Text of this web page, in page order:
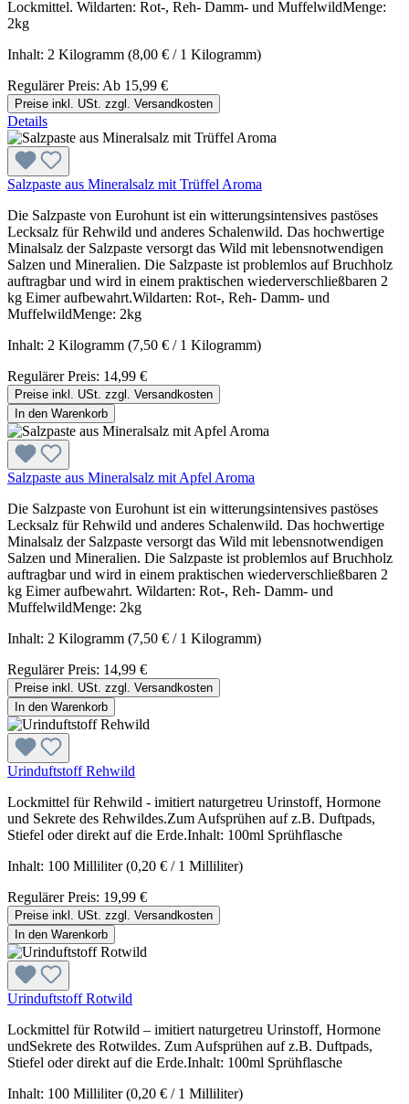
Lockmittel. Wildarten: Rot-, Reh- Damm- und MuffelwildMenge:
2kg
Inhalt: 2 Kilogramm (8,00 € / 1 Kilogramm)
Regulärer Preis: Ab 15,99 €
Preise inkl. USt. zzgl. Versandkosten
Details
Salzpaste aus Mineralsalz mit Trüffel Aroma
Die Salzpaste von Eurohunt ist ein witterungsintensives pastöses
Lecksalz für Rehwild und anderes Schalenwild. Das hochwertige
Minalsalz der Salzpaste versorgt das Wild mit lebensnotwendigen
Salzen und Mineralien. Die Salzpaste ist problemlos auf Bruchholz
auftragbar und wird in einem praktischen wiederverschließbaren 2
kg Eimer aufbewahrt.Wildarten: Rot-, Reh- Damm- und
MuffelwildMenge: 2kg
Inhalt: 2 Kilogramm (7,50 € / 1 Kilogramm)
Regulärer Preis: 14,99 €
Preise inkl. USt. zzgl. Versandkosten
In den Warenkorb
Salzpaste aus Mineralsalz mit Apfel Aroma
Die Salzpaste von Eurohunt ist ein witterungsintensives pastöses
Lecksalz für Rehwild und anderes Schalenwild. Das hochwertige
Minalsalz der Salzpaste versorgt das Wild mit lebensnotwendigen
Salzen und Mineralien. Die Salzpaste ist problemlos auf Bruchholz
auftragbar und wird in einem praktischen wiederverschließbaren 2
kg Eimer aufbewahrt. Wildarten: Rot-, Reh- Damm- und
MuffelwildMenge: 2kg
Inhalt: 2 Kilogramm (7,50 € / 1 Kilogramm)
Regulärer Preis: 14,99 €
Preise inkl. USt. zzgl. Versandkosten
In den Warenkorb
Urinduftstoff Rehwild
Lockmittel für Rehwild - imitiert naturgetreu Urinstoff, Hormone
und Sekrete des Rehwildes.Zum Aufsprühen auf z.B. Duftpads,
Stiefel oder direkt auf die Erde.Inhalt: 100ml Sprühflasche
Inhalt: 100 Milliliter(0,20 € / 1 Milliliter)
Regulärer Preis: 19,99 €
Preise inkl. USt. zzgl. Versandkosten
In den Warenkorb
Urinduftstoff Rotwild
Lockmittel für Rotwild – imitiert naturgetreu Urinstoff, Hormone
undSekrete des Rotwildes. Zum Aufsprühen auf z.B. Duftpads,
Stiefel oder direkt auf die Erde.Inhalt: 100ml Sprühflasche
Inhalt: 100 Milliliter(0,20 € / 1 Milliliter)